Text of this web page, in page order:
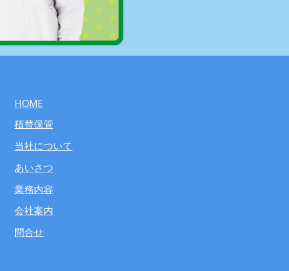
HOME
積替保管
当社について
あいさつ
業務内容
会社案内
問合せ